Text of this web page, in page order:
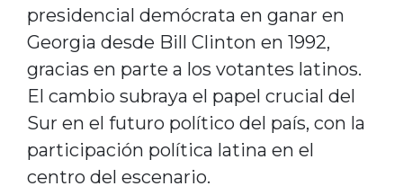
presidencial demócrata en ganar en
Georgia desde Bill Clinton en 1992,
gracias en parte a los votantes latinos.
El cambio subraya el papel crucial del
Sur en el futuro político del país, con la
participación política latina en el
centro del escenario.